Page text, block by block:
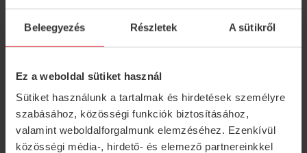
Beleegyezés Részletek A sütikről
Ez a weboldal sütiket használ
Sütiket használunk a tartalmak és hirdetések személyre
szabásához, közösségi funkciók biztosításához,
valamint weboldalforgalmunk elemzéséhez. Ezenkívül
közösségi média-, hirdető- és elemező partnereinkkel
Nagyobb baráti társasággal utazna vagy
osztálykirándulást tervez? Válassza az MP